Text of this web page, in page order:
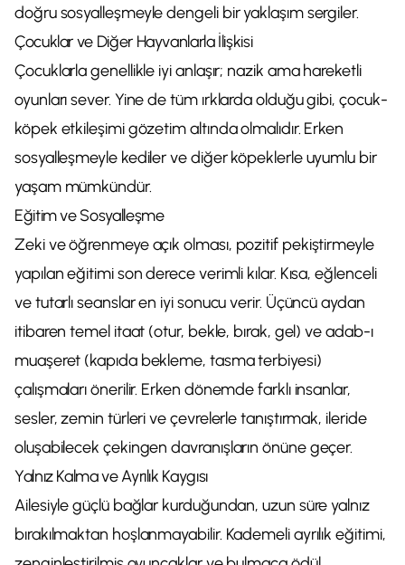
doğru sosyalleşmeyle dengeli bir yaklaşım sergiler.
Çocuklar ve Diğer Hayvanlarla İlişkisi
Çocuklarla genellikle iyi anlaşır; nazik ama hareketli
oyunları sever. Yine de tüm ırklarda olduğu gibi, çocuk-
köpek etkileşimi gözetim altında olmalıdır. Erken
sosyalleşmeyle kediler ve diğer köpeklerle uyumlu bir
yaşam mümkündür.
Eğitim ve Sosyalleşme
Zeki ve öğrenmeye açık olması, pozitif pekiştirmeyle
yapılan eğitimi son derece verimli kılar. Kısa, eğlenceli
ve tutarlı seanslar en iyi sonucu verir. Üçüncü aydan
itibaren temel itaat (otur, bekle, bırak, gel) ve adab-ı
muaşeret (kapıda bekleme, tasma terbiyesi)
çalışmaları önerilir. Erken dönemde farklı insanlar,
sesler, zemin türleri ve çevrelerle tanıştırmak, ileride
oluşabilecek çekingen davranışların önüne geçer.
Yalnız Kalma ve Ayrılık Kaygısı
Ailesiyle güçlü bağlar kurduğundan, uzun süre yalnız
bırakılmaktan hoşlanmayabilir. Kademeli ayrılık eğitimi,